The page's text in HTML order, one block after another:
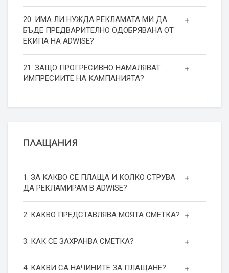
20. ИМА ЛИ НУЖДА РЕКЛАМАТА МИ ДА
БЪДЕ ПРЕДВАРИТЕЛНО ОДОБРЯВАНА ОТ
ЕКИПА НА ADWISE?
21. ЗАЩО ПРОГРЕСИВНО НАМАЛЯВАТ
ИМПРЕСИИТЕ НА КАМПАНИЯТА?
ПЛАЩАНИЯ
1. ЗА КАКВО СЕ ПЛАЩА И КОЛКО СТРУВА
ДА РЕКЛАМИРАМ В ADWISE?
2. КАКВО ПРЕДСТАВЛЯВА МОЯТА СМЕТКА?
3. КАК СЕ ЗАХРАНВА СМЕТКА?
4. КАКВИ СА НАЧИНИТЕ ЗА ПЛАЩАНЕ?